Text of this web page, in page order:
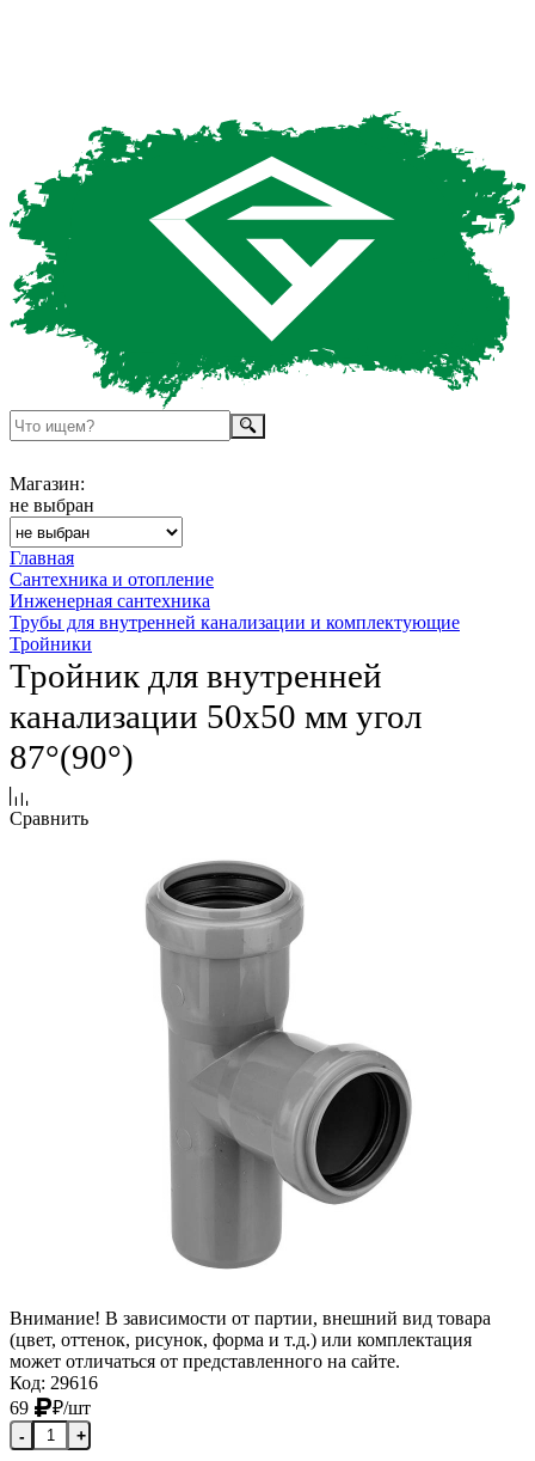
Магазин:
не выбран
Главная
Сантехника и отопление
Инженерная сантехника
Трубы для внутренней канализации и комплектующие
Тройники
Тройник для внутренней
канализации 50х50 мм угол
87°(90°)
Сравнить
Внимание! В зависимости от партии, внешний вид товара
(цвет, оттенок, рисунок, форма и т.д.) или комплектация
может отличаться от представленного на сайте.
Код: 29616
69
₽/шт
- +